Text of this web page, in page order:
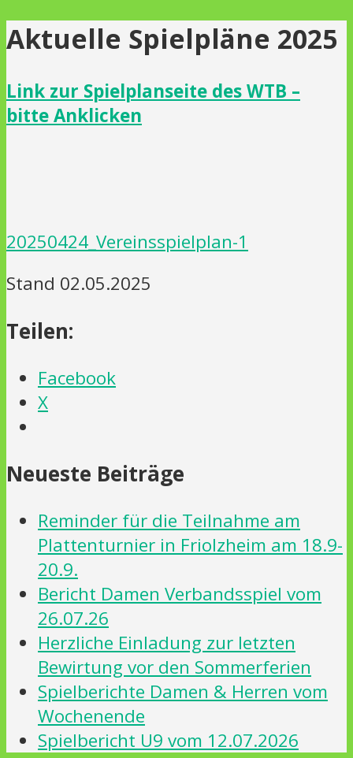
Aktuelle Spielpläne 2025
Link zur Spielplanseite des WTB –
bitte Anklicken
20250424_Vereinsspielplan-1
Stand 02.05.2025
Teilen:
Facebook
X
Neueste Beiträge
Reminder für die Teilnahme am
Plattenturnier in Friolzheim am 18.9-
20.9.
Bericht Damen Verbandsspiel vom
26.07.26
Herzliche Einladung zur letzten
Bewirtung vor den Sommerferien
Spielberichte Damen & Herren vom
Wochenende
Spielbericht U9 vom 12.07.2026